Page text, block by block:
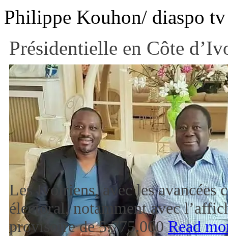
Philippe Kouhon/ diaspo tv
Présidentielle en Côte
Les Ivoiriens, avec les avancées
électoral, notamment avec
provisoire de 5.775.000Read